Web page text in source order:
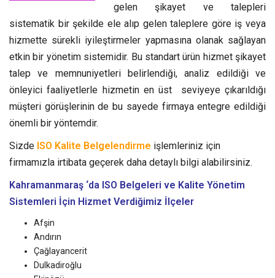
gelen şikayet ve talepleri
sistematik bir şekilde ele alıp gelen taleplere göre iş veya
hizmette sürekli iyileştirmeler yapmasına olanak sağlayan
etkin bir yönetim sistemidir. Bu standart ürün hizmet şikayet
talep ve memnuniyetleri belirlendiği, analiz edildiği ve
önleyici faaliyetlerle hizmetin en üst seviyeye çıkarıldığı
müşteri görüşlerinin de bu sayede firmaya entegre edildiği
önemli bir yöntemdir.
Sizde ISO Kalite Belgelendirme işlemleriniz için
firmamızla irtibata geçerek daha detaylı bilgi alabilirsiniz.
Kahramanmaraş ‘da ISO Belgeleri ve Kalite Yönetim
Sistemleri İçin Hizmet Verdiğimiz İlçeler
Afşin
Andırın
Çağlayancerit
Dulkadiroğlu